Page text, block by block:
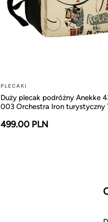
PLECAKI
Duży plecak podróżny Anekke
003 Orchestra Iron turystyczny
499.00 PLN